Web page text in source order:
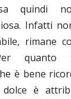
quindi
Infatti
rimane
quanto
è bene
dolce è